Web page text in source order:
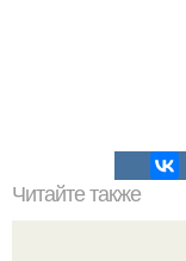
Читайте также